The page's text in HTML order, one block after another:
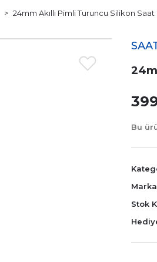
24mm Akıllı Pimli Turuncu Silikon
Bu
Marka
Stok